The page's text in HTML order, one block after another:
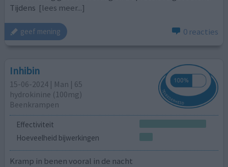
Tijdens [lees meer...]
geef mening 0 reacties
Inhibin
15-06-2024 | Man | 65
hydrokinine (100mg)
Beenkrampen
Effectiviteit
Hoeveelheid bijwerkingen
Kramp in benen vooral in de nacht